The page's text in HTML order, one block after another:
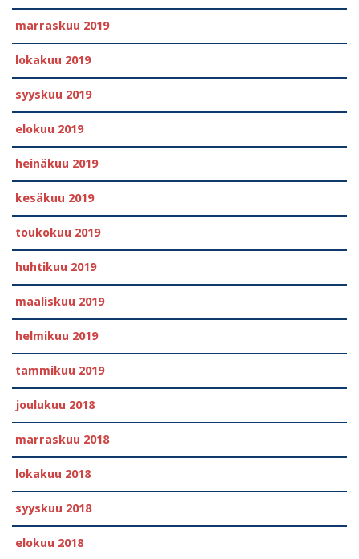
marraskuu 2019
lokakuu 2019
syyskuu 2019
elokuu 2019
heinäkuu 2019
kesäkuu 2019
toukokuu 2019
huhtikuu 2019
maaliskuu 2019
helmikuu 2019
tammikuu 2019
joulukuu 2018
marraskuu 2018
lokakuu 2018
syyskuu 2018
elokuu 2018